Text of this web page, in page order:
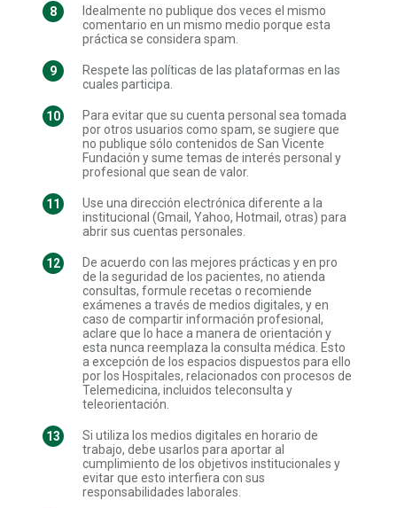
Idealmente no publique dos veces el mismo
comentario en un mismo medio porque esta
práctica se considera spam.
Respete las políticas de las plataformas en las
cuales participa.
Para evitar que su cuenta personal sea tomada
por otros usuarios como spam, se sugiere que
no publique sólo contenidos de San Vicente
Fundación y sume temas de interés personal y
profesional que sean de valor.
Use una dirección electrónica diferente a la
institucional (Gmail, Yahoo, Hotmail, otras) para
abrir sus cuentas personales.
De acuerdo con las mejores prácticas y en pro
de la seguridad de los pacientes, no atienda
consultas, formule recetas o recomiende
exámenes a través de medios digitales, y en
caso de compartir información profesional,
aclare que lo hace a manera de orientación y
esta nunca reemplaza la consulta médica. Esto
a excepción de los espacios dispuestos para ello
por los Hospitales, relacionados con procesos de
Telemedicina, incluidos teleconsulta y
teleorientación.
Si utiliza los medios digitales en horario de
trabajo, debe usarlos para aportar al
cumplimiento de los objetivos institucionales y
evitar que esto interfiera con sus
responsabilidades laborales.